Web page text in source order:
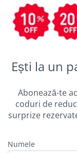
Ești la un
Abonează-te
coduri de
surprize
Numele